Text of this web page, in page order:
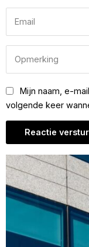
Mijn naam, e-
volgende keer